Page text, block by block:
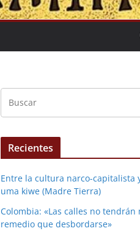
Recientes
Entre la cultura narco-capitalista
uma kiwe (Madre Tierra)
Colombia: «Las calles no tendrán
remedio que desbordarse»